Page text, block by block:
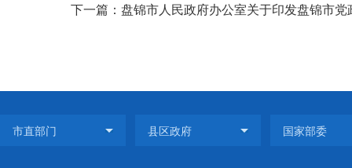
下一篇：盘锦市人民政府办公室关于印发盘锦市